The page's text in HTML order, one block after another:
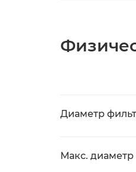
Диаметр
Макс.